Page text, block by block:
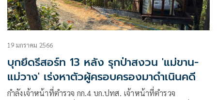
19 มกราคม 2566
บุกยึดรีสอร์ท 13 หลัง รุกป่าสงวน 'แม่ขาน-
แม่วาง' เร่งหาตัวผู้ครอบครองมาดำเนินคดี
กำลังเจ้าหน้าที่ตำรวจ กก.4 บก.ปทส. เจ้าหน้าที่ตำรวจ